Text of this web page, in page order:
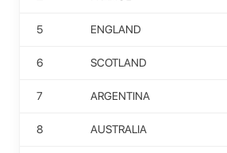
5 ENGLAND
6 SCOTLAND
7 ARGENTINA
8 AUSTRALIA